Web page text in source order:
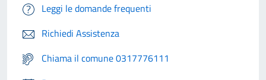
Leggi le domande frequenti
Richiedi Assistenza
Chiama il comune 0317776111